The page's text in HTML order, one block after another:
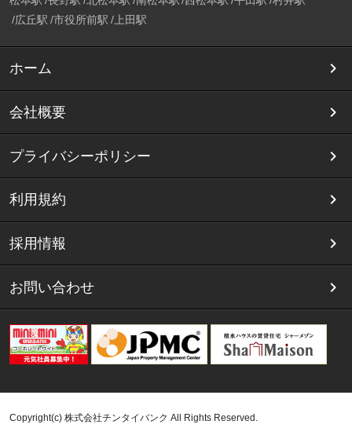
広丘駅 市役所前駅 上田駅
ホーム
会社概要
プライバシーポリシー
利用規約
採用情報
お問い合わせ
Copyright(c) 株式会社チンタイバンク All Rights Reserved.